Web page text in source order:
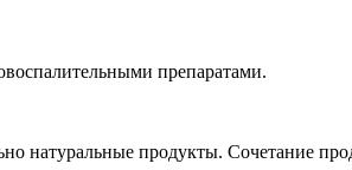
препаратами.
натуральные продукты. Сочетание